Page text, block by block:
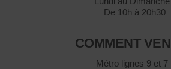
De 10h à 20h30
COMMENT
Métro lignes 9 et 7